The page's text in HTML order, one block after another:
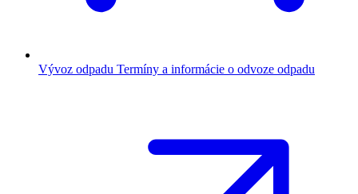
Vývoz odpadu Termíny a informácie o odvoze odpadu